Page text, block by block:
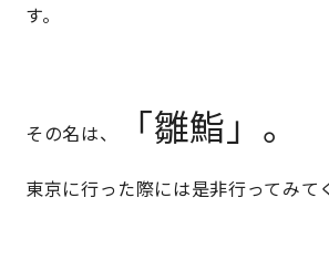
100年点検住宅
快適な室内環境へのこだわり
す。
その名は、 「雛鮨」。
東京に行った際には是非行ってみて